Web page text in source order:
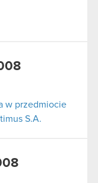
w przedmiocie
S.A.